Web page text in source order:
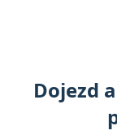
Dojezd